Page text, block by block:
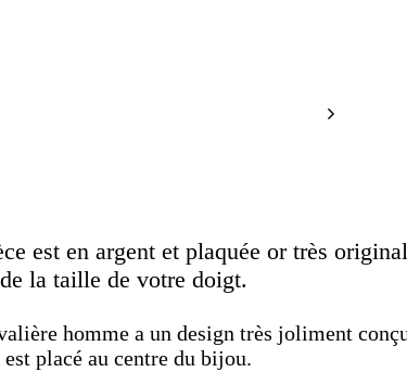
est en argent et plaquée or très
la taille de votre doigt.
homme a un design très joliment
placé au centre du bijou.